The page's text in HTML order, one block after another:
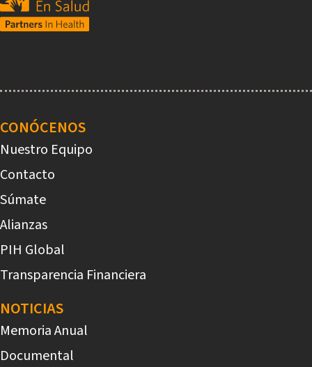
navigation
CONÓCENOS
Nuestro Equipo
Contacto
Súmate
Alianzas
PIH Global
Transparencia Financiera
NOTICIAS
Memoria Anual
Documental